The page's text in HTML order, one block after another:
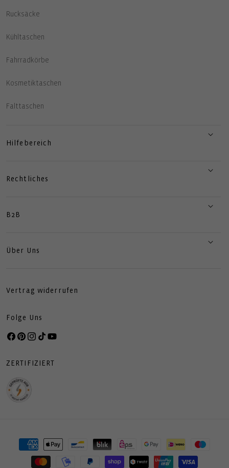
Rucksäcke
Kühltaschen
Fahrradkörbe
Kosmetiktaschen
Falttaschen
Hilfebereich
Rechtliches
B2B
Über Uns
Vertrag widerrufen
Folge Uns
Facebook
Pinterest
Instagram
TikTokYouTube
ZERTIFIZIERT
Zahlungsmethoden